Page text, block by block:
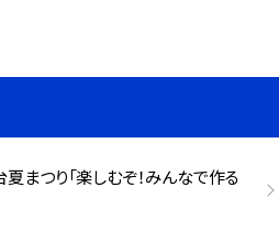
まつり「楽しむぞ！みんなで作る